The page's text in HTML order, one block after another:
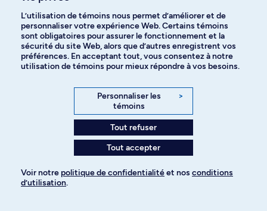
Introduction à la philosophie politique
Introduction aux débats fondamentaux en philosophie politique dans
une perspective historique et contemporaine. Présentation des concepts
clefs des théories de la justice et de la démocratie.
Horaire de jour
3.0 Crédits
Depuis le début des années 70, une littérature riche sur les questions de
justice sociale a vu le jour. Le cours examine les positions principales et
les relations entre elles.
PHI 2418
Éthique et politique de l'environnement
L’utilisation de témoins nous permet d’améliorer et de
personnaliser votre expérience Web. Certains témoins
sont obligatoires pour assurer le fonctionnement et la
sécurité du site Web, alors que d’autres enregistrent vos
préférences. En acceptant tout, vous consentez à notre
utilisation de témoins pour mieux répondre à vos besoins.
Personnaliser les
témoins
>
Tout refuser
Tout accepter
Voir notre politique de confidentialitéet nos conditions
d’utilisation.